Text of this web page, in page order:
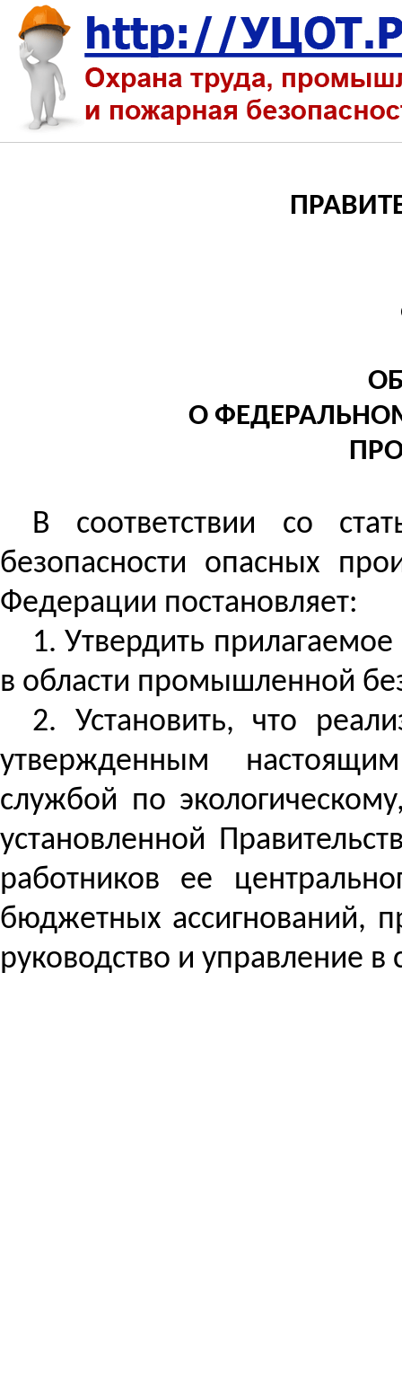
О
В соответствии со
безопасности опасных
Федерации постановляет:
1. Утвердить
в области промышленной
2. Установить, что
утвержденным
службой по
установленной
работников ее
бюджетных ассигнований,
руководство и управление